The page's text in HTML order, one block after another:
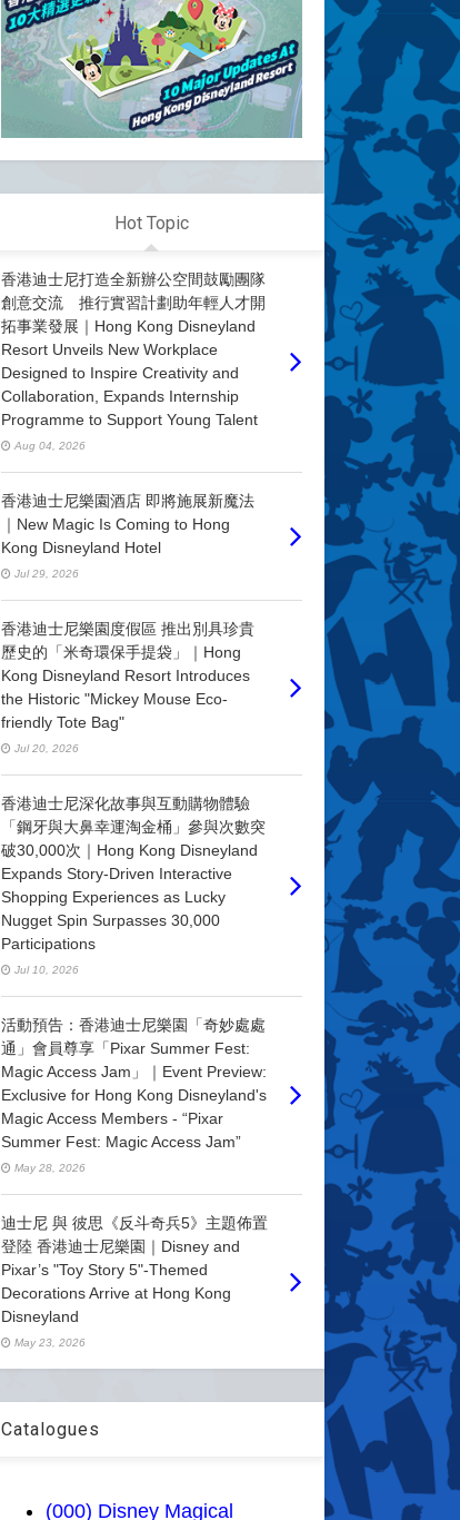
Hot Topic
香港迪士尼打造全新辦公空間鼓勵團隊
創意交流 推行實習計劃助年輕人才開
拓事業發展｜Hong Kong Disneyland
Resort Unveils New Workplace
Designed to Inspire Creativity and
Collaboration, Expands Internship
Programme to Support Young Talent
Aug 04, 2026
香港迪士尼樂園酒店 即將施展新魔法
｜New Magic Is Coming to Hong
Kong Disneyland Hotel
Jul 29, 2026
香港迪士尼樂園度假區 推出別具珍貴
歷史的「米奇環保手提袋」｜Hong
Kong Disneyland Resort Introduces
the Historic "Mickey Mouse Eco-
friendly Tote Bag"
Jul 20, 2026
香港迪士尼深化故事與互動購物體驗
「鋼牙與大鼻幸運淘金桶」參與次數突
破30,000次｜Hong Kong Disneyland
Expands Story-Driven Interactive
Shopping Experiences as Lucky
Nugget Spin Surpasses 30,000
Participations
Jul 10, 2026
活動預告：香港迪士尼樂園「奇妙處處
通」會員尊享「Pixar Summer Fest:
Magic Access Jam」｜Event Preview:
Exclusive for Hong Kong Disneyland's
Magic Access Members - “Pixar
Summer Fest: Magic Access Jam”
May 28, 2026
迪士尼 與 彼思《反斗奇兵5》主題佈置
登陸 香港迪士尼樂園｜Disney and
Pixar’s "Toy Story 5"-Themed
Decorations Arrive at Hong Kong
Disneyland
May 23, 2026
Catalogues
(000) Disney Magical